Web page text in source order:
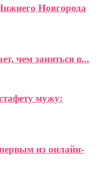
Новгорода
чем заняться в...
мужу:
из онлайн-